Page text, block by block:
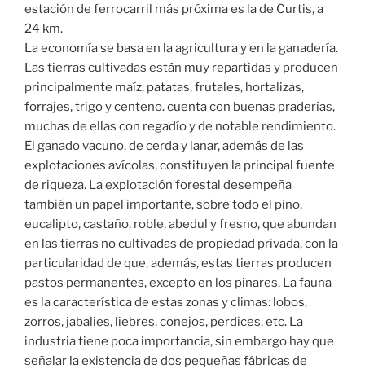
estación de ferrocarril más próxima es la de Curtis, a
24 km.
La economía se basa en la agricultura y en la ganadería.
Las tierras cultivadas están muy repartidas y producen
principalmente maíz, patatas, frutales, hortalizas,
forrajes, trigo y centeno. cuenta con buenas praderías,
muchas de ellas con regadío y de notable rendimiento.
El ganado vacuno, de cerda y lanar, además de las
explotaciones avícolas, constituyen la principal fuente
de riqueza. La explotación forestal desempeña
también un papel importante, sobre todo el pino,
eucalipto, castaño, roble, abedul y fresno, que abundan
en las tierras no cultivadas de propiedad privada, con la
particularidad de que, además, estas tierras producen
pastos permanentes, excepto en los pinares. La fauna
es la característica de estas zonas y climas: lobos,
zorros, jabalies, liebres, conejos, perdices, etc. La
industria tiene poca importancia, sin embargo hay que
señalar la existencia de dos pequeñas fábricas de